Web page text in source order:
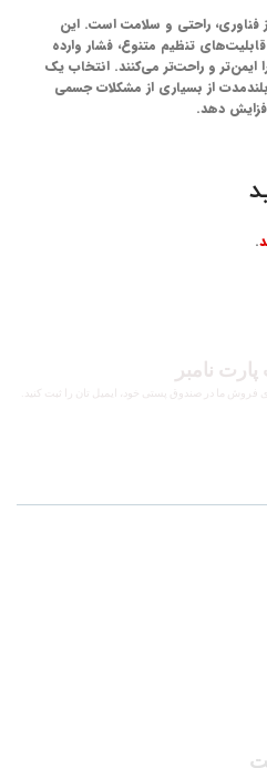
فناوری، راحتی و سلامت است. این
تنظیم متنوع، فشار وارده
ایمن‌تر و راحت‌تر می‌کنند. انتخاب یک
از بسیاری از مشکلات جسمی
دهد.
.
نامبر
فروش ما در صندوق پستی خود، ایمیل تان را ثبت کنید.